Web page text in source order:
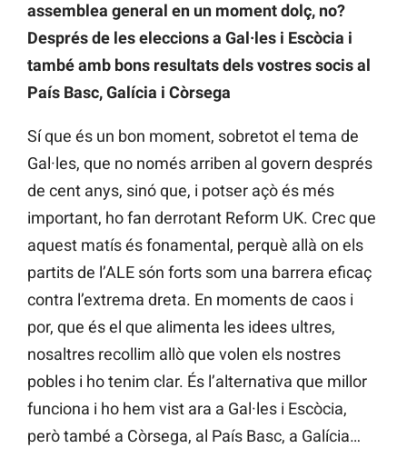
assemblea general en un moment dolç, no?
Després de les eleccions a Gal·les i Escòcia i
també amb bons resultats dels vostres socis al
País Basc, Galícia i Còrsega
Sí que és un bon moment, sobretot el tema de
Gal·les, que no només arriben al govern després
de cent anys, sinó que, i potser açò és més
important, ho fan derrotant Reform UK. Crec que
aquest matís és fonamental, perquè allà on els
partits de l’ALE són forts som una barrera eficaç
contra l’extrema dreta. En moments de caos i
por, que és el que alimenta les idees ultres,
nosaltres recollim allò que volen els nostres
pobles i ho tenim clar. És l’alternativa que millor
funciona i ho hem vist ara a Gal·les i Escòcia,
però també a Còrsega, al País Basc, a Galícia…